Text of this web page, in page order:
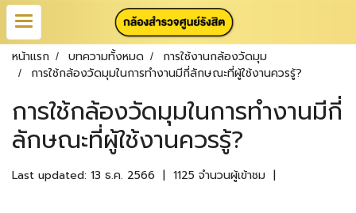
หน้าแรก บทความทั้งหมด
การใช้งานกล้องวัดมุม
การใช้กล้องวัดมุมในการทำงานมีกี่ลักษณะที่ผู้ใช้งานควรรู้?
การใช้กล้องวัดมุมในการทำงานมีกี่
ลักษณะที่ผู้ใช้งานควรรู้?
Last updated: 13 ธ.ค. 2566 | 1125 จำนวนผู้เข้าชม |